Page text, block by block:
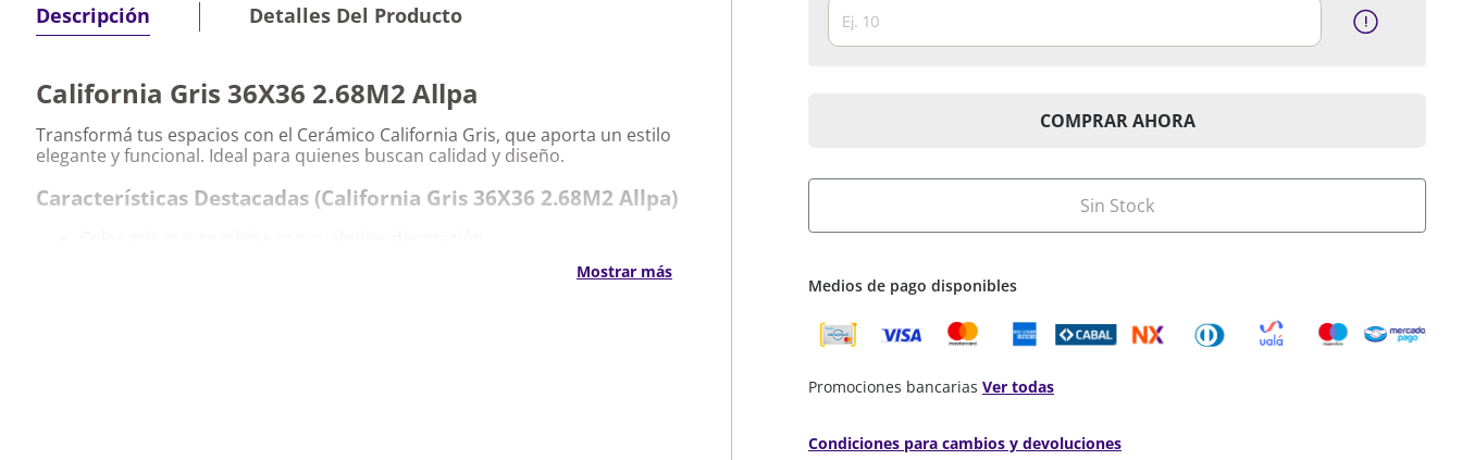
Descripción Detalles Del Producto
California Gris 36X36 2.68M2 Allpa
Transformá tus espacios con el Cerámico California Gris, que aporta un estilo
elegante y funcional. Ideal para quienes buscan calidad y diseño.
Características Destacadas (California Gris 36X36 2.68M2 Allpa)
Mostrar más
COMPRAR AHORA
Sin Stock
Medios de pago disponibles
Promociones bancarias Ver todas
Condiciones para cambios y devoluciones